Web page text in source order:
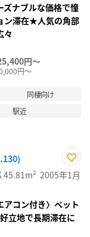
ズナブルな価格で憧
ン滞在★人気の角部
々
円～
円～
同棲向け
駅近
お気
に入
45.81m² 2005年1月
アコン付き〉ペット
立地で長期滞在に